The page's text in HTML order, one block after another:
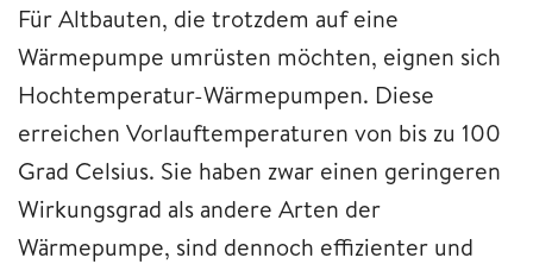
Für Altbauten, die trotzdem auf eine
Wärmepumpe umrüsten möchten, eignen sich
Hochtemperatur-Wärmepumpen. Diese
erreichen Vorlauftemperaturen von bis zu 100
Grad Celsius. Sie haben zwar einen geringeren
Wirkungsgrad als andere Arten der
Wärmepumpe, sind dennoch effizienter und